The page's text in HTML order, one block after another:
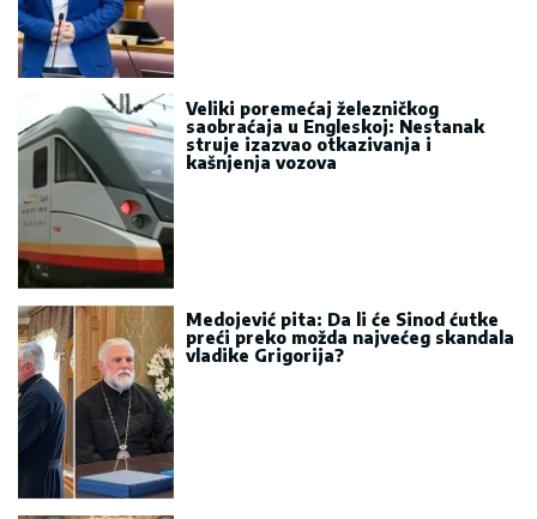
Veliki poremećaj železničkog
saobraćaja u Engleskoj: Nestanak
struje izazvao otkazivanja i
kašnjenja vozova
Medojević pita: Da li će Sinod ćutke
preći preko možda najvećeg skandala
vladike Grigorija?